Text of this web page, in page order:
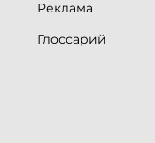
Реклама
Глоссарий